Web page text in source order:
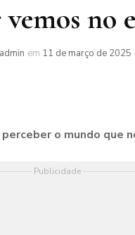
no
admin em 11 de março de 2025
o mundo que
Publicidade